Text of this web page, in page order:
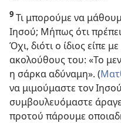
9 Τι μπορούμε να
Ιησού; Μήπως ότι
Όχι, διότι ο ίδιος είπε
ακολούθους του: «Το
η σάρκα αδύναμη». (
να μιμούμαστε τον
συμβουλευόμαστε
προτού πάρουμε